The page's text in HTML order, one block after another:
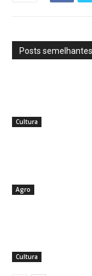
Posts semelhantes
Cultura
Agro
Cultura